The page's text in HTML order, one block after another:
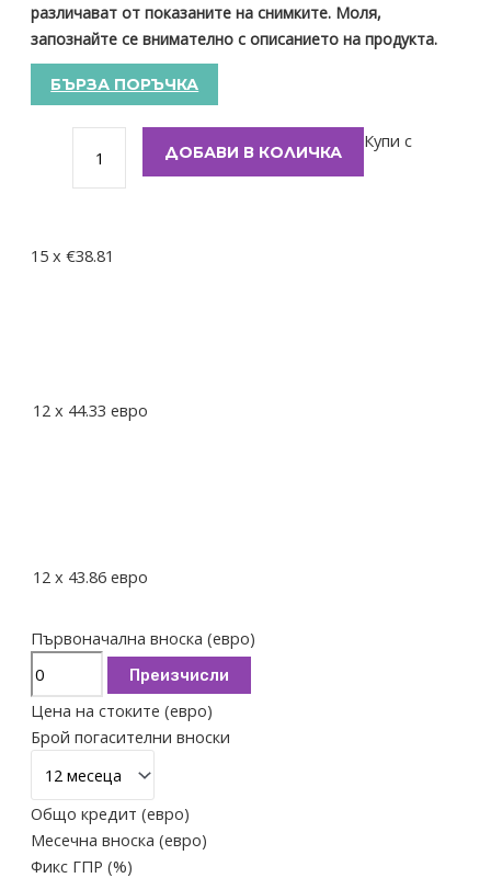
различават от показаните на снимките. Моля,
запознайте се внимателно с описанието на продукта.
БЪРЗА ПОРЪЧКА
ДОБАВИ В КОЛИЧКА
Купи с
15 x €38.81
12 x 44.33 евро
12 x 43.86 евро
Първоначална вноска (евро)
Преизчисли
Цена на стоките (евро)
Брой погасителни вноски
Общо кредит (евро)
Месечна вноска (евро)
Фикс ГПР (%)